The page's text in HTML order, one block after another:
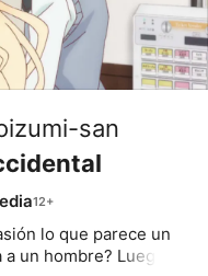
san
lo que parece un
un hombre? Luego